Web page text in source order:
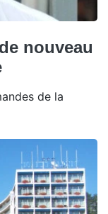
nouveau
de la